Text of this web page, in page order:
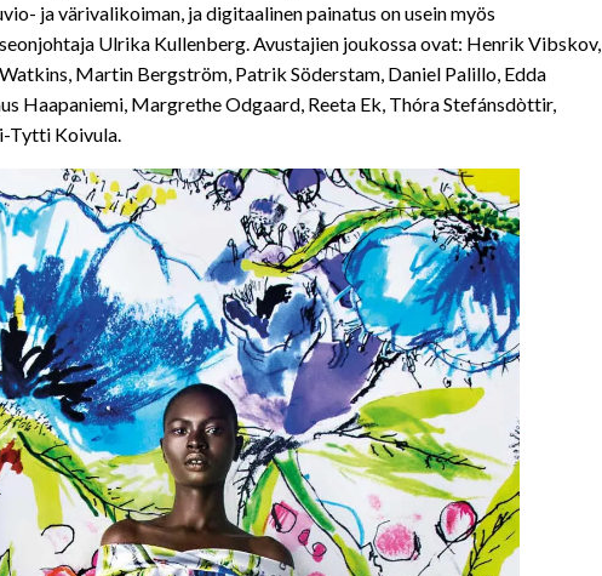
ja värivalikoiman, ja digitaalinen painatus on usein myös
Ulrika Kullenberg. Avustajien joukossa ovat: Henrik Vibskov,
Martin Bergström, Patrik Söderstam, Daniel Palillo, Edda
Haapaniemi, Margrethe Odgaard, Reeta Ek, Thóra Stefánsdòttir,
Tytti Koivula.